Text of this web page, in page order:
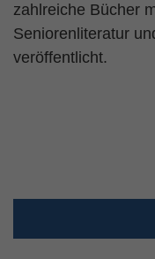
zahlreiche Bücher
Seniorenliteratur
veröffentlicht.